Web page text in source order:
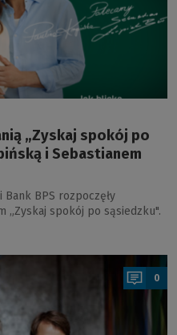
„Zyskaj spokój po
i Sebastianem
Bank BPS rozpoczęły
„Zyskaj spokój po sąsiedzku".
0